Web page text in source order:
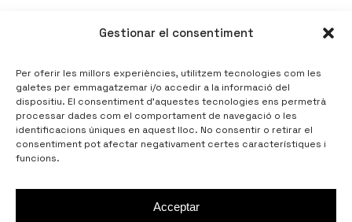
Gestionar el consentiment
Per oferir les millors experiències, utilitzem tecnologies com les
galetes per emmagatzemar i/o accedir a la informació del
dispositiu. El consentiment d’aquestes tecnologies ens permetrà
processar dades com el comportament de navegació o les
identificacions úniques en aquest lloc. No consentir o retirar el
consentiment pot afectar negativament certes característiques i
funcions.
Acceptar
Politica de cookies